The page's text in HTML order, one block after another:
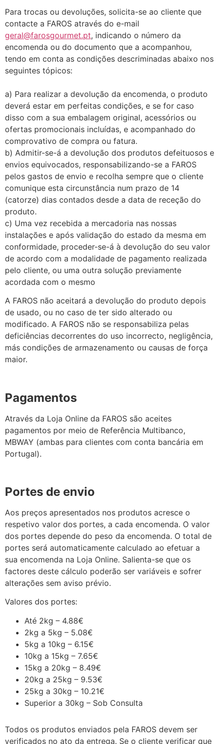
Para trocas ou devoluções, solicita-se ao cliente que
contacte a FAROS através do e-mail
geral@farosgourmet.pt, indicando o número da
encomenda ou do documento que a acompanhou,
tendo em conta as condições descriminadas abaixo nos
seguintes tópicos:
a) Para realizar a devolução da encomenda, o produto
deverá estar em perfeitas condições, e se for caso
disso com a sua embalagem original, acessórios ou
ofertas promocionais incluídas, e acompanhado do
comprovativo de compra ou fatura.
b) Admitir-se-á a devolução dos produtos defeituosos e
envios equivocados, responsabilizando-se a FAROS
pelos gastos de envio e recolha sempre que o cliente
comunique esta circunstância num prazo de 14
(catorze) dias contados desde a data de receção do
produto.
c) Uma vez recebida a mercadoria nas nossas
instalações e após validação do estado da mesma em
conformidade, proceder-se-á à devolução do seu valor
de acordo com a modalidade de pagamento realizada
pelo cliente, ou uma outra solução previamente
acordada com o mesmo
A FAROS não aceitará a devolução do produto depois
de usado, ou no caso de ter sido alterado ou
modificado. A FAROS não se responsabiliza pelas
deficiências decorrentes do uso incorrecto, negligência,
más condições de armazenamento ou causas de força
maior.
Pagamentos
Através da Loja Online da FAROS são aceites
pagamentos por meio de Referência Multibanco,
MBWAY (ambas para clientes com conta bancária em
Portugal).
Portes de envio
Aos preços apresentados nos produtos acresce o
respetivo valor dos portes, a cada encomenda. O valor
dos portes depende do peso da encomenda. O total de
portes será automaticamente calculado ao efetuar a
sua encomenda na Loja Online. Salienta-se que os
factores deste cálculo poderão ser variáveis e sofrer
alterações sem aviso prévio.
Valores dos portes:
Até 2kg – 4.88€
2kg a 5kg – 5.08€
5kg a 10kg – 6.15€
10kg a 15kg – 7.65€
15kg a 20kg – 8.49€
20kg a 25kg – 9.53€
25kg a 30kg – 10.21€
Superior a 30kg – Sob Consulta
Todos os produtos enviados pela FAROS devem ser
verificados no ato da entrega. Se o cliente verificar que